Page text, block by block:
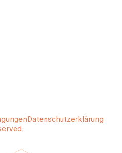
Datenschutzerklärung